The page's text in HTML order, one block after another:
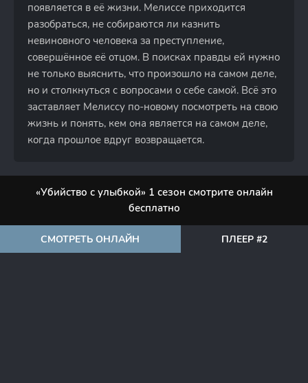
появляется в её жизни. Мелиссе приходится
разобраться, не собираются ли казнить
невиновного человека за преступление,
совершённое её отцом. В поисках правды ей нужно
не только выяснить, что произошло на самом деле,
но и столкнуться с вопросами о себе самой. Всё это
заставляет Мелиссу по-новому посмотреть на свою
жизнь и понять, кем она является на самом деле,
когда прошлое вдруг возвращается.
«Убийство с улыбкой» 1 сезон смотрите онлайн
бесплатно
СМОТРЕТЬ ОНЛАЙН ПЛЕЕР #2